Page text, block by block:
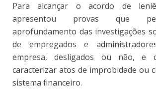
Para alcançar o acordo de
apresentou provas que
aprofundamento das investigações
de empregados e
empresa, desligados ou não, e
caracterizar atos de improbidade ou
sistema financeiro.